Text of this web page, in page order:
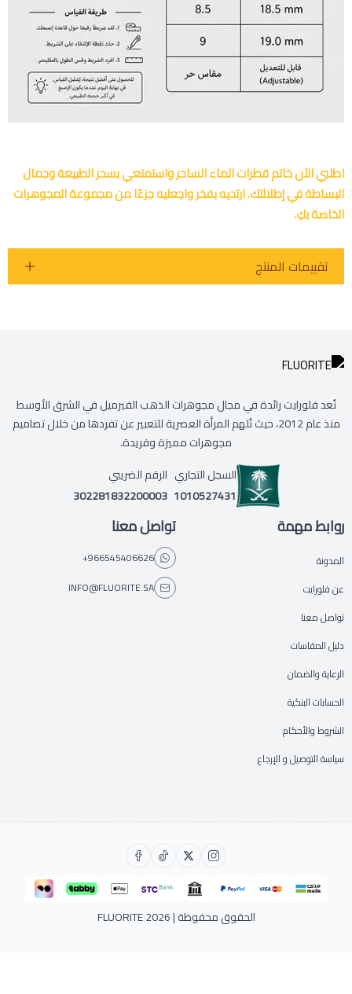
اطلبي الآن خاتم قطرات الماء الساحر واستمتعي بسحر الطبيعة وجمال
البساطة في إطلالتك. ارتديه بفخر واجعليه جزءًا من مجموعة المجوهرات
الخاصة بكِ.
تقييمات المنتج
تُعد فلورايت رائدة في مجال مجوهرات الذهب الفيرميل في الشرق الأوسط
منذ عام 2012، حيث تُلهم المرأة العصرية للتعبير عن تفردها من خلال تصاميم
مجوهرات مميزة وفريدة.
السجل التجاري
1010527431
الرقم الضريبي
302281832200003
روابط مهمة
المدونة
عن فلورايت
تواصل معنا
دليل المقاسات
الرعاية والضمان
الحسابات البنكية
الشروط والأحكام
سياسة التوصيل و الإرجاع
تواصل معنا
+966545406626
INFO@FLUORITE.SA
الحقوق محفوظة | 2026 FLUORITE